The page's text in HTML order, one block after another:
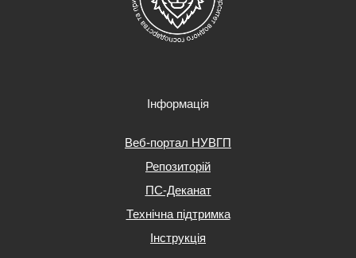
Інформація
Веб-портал НУВГП
Репозиторій
ПС-Деканат
Технічна підтримка
Інструкція